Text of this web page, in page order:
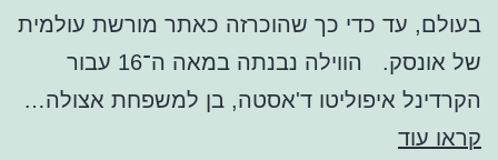
בעולם, עד כדי כך שהוכרזה כאתר מורשת עולמית
של אונסק. הווילה נבנתה במאה ה־16 עבור
הקרדינל איפוליטו ד'אסטה, בן למשפחת אצולה…
קראו עודוילה